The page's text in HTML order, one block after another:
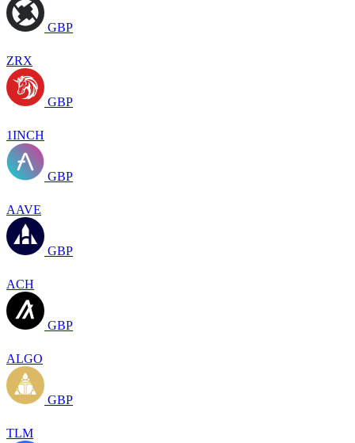
GBP
ZRX
GBP
1INCH
GBP
AAVE
GBP
ACH
GBP
ALGO
GBP
TLM